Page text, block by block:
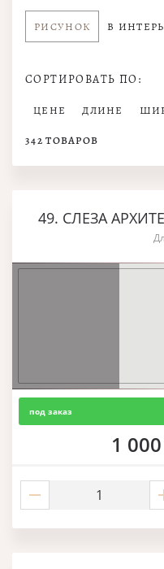
РИСУНОК В
СОРТИРОВАТЬ ПО:
ЦЕНЕ ДЛИНЕ
342 ТОВАРОВ
49. СЛЕЗА
под заказ
1